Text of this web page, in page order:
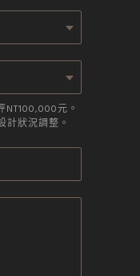
元。
計狀況調整。